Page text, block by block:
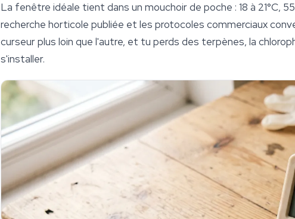
La fenêtre idéale tient dans un mouchoir de poche : 18 à 21°C,
recherche horticole publiée et les protocoles commerciaux
curseur plus loin que l'autre, et tu perds des terpènes, la
s'installer.